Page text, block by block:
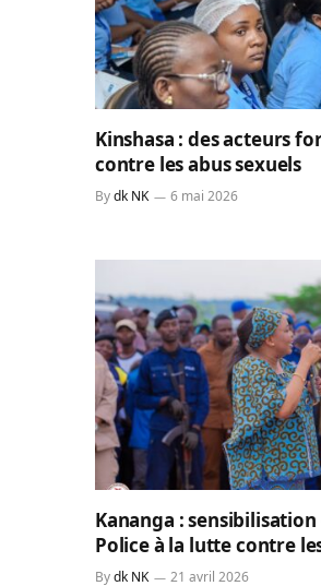
Kinshasa : des acteurs
contre les abus sexuels
Bydk NK 6 mai 2026
Kananga :
Police à la lutte contre
Bydk NK 21 avril 2026